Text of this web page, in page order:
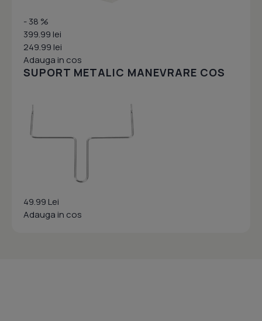
- 38 %
399.99 lei
249.99 lei
Adauga in cos
SUPORT METALIC MANEVRARE COS
49.99 Lei
Adauga in cos